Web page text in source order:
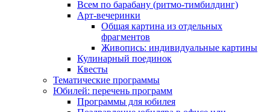
Всем по барабану (ритмо-тимбилдинг)
Арт-вечеринки
Общая картина из отдельных
фрагментов
Живопись: индивидуальные картины
Кулинарный поединок
Квесты
Тематические программы
Юбилей: перечень программ
Программы для юбилея